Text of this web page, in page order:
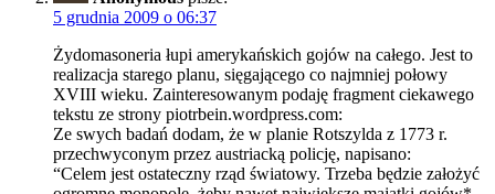
5 grudnia 2009 o 06:37
Żydomasoneria łupi amerykańskich gojów na całego. Jest to
realizacja starego planu, sięgającego co najmniej połowy
XVIII wieku. Zainteresowanym podaję fragment ciekawego
tekstu ze strony piotrbein.wordpress.com:
Ze swych badań dodam, że w planie Rotszylda z 1773 r.
przechwyconym przez austriacką policję, napisano:
“Celem jest ostateczny rząd światowy. Trzeba będzie założyć